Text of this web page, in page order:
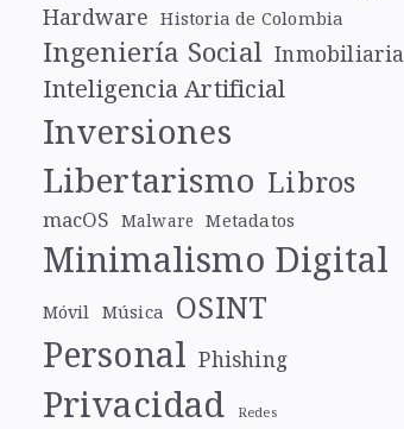
Hardware Historia de Colombia
Ingeniería Social Inmobiliaria
Inteligencia Artificial
Inversiones
Libertarismo Libros
macOS Malware Metadatos
Minimalismo Digital
Móvil Música OSINT
Personal Phishing
Privacidad Redes